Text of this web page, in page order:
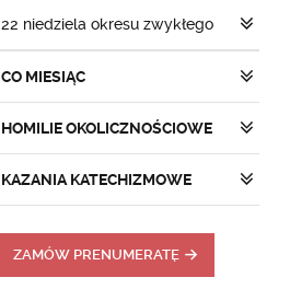
22 niedziela okresu zwykłego
CO MIESIĄC
HOMILIE OKOLICZNOŚCIOWE
KAZANIA KATECHIZMOWE
ZAMÓW PRENUMERATĘ